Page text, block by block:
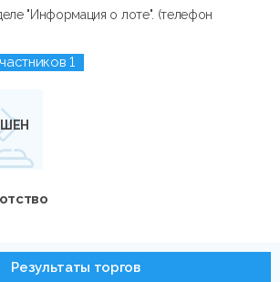
"Информация о лоте". (телефон
1
Результаты торгов